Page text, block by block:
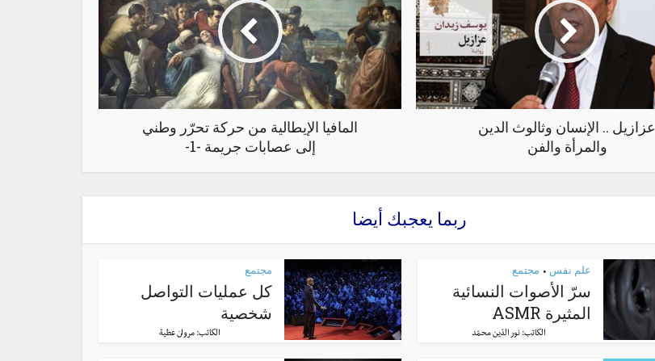
المافيا الإيطالية من حركة تحرّر وطني
إلى عصابات جريمة -1-
عزازيل .. الإنسان وثالوث الدين
والمرأة والفن
ربما يعجبك أيضا
علم نفس • مجتمع
سرّ الأصوات النسائية
المثيرة ASMR
الكاتب:نور الدّين محمّد
مجتمع
كل عمليات التواصل
شخصية
الكاتب:مروان عطية